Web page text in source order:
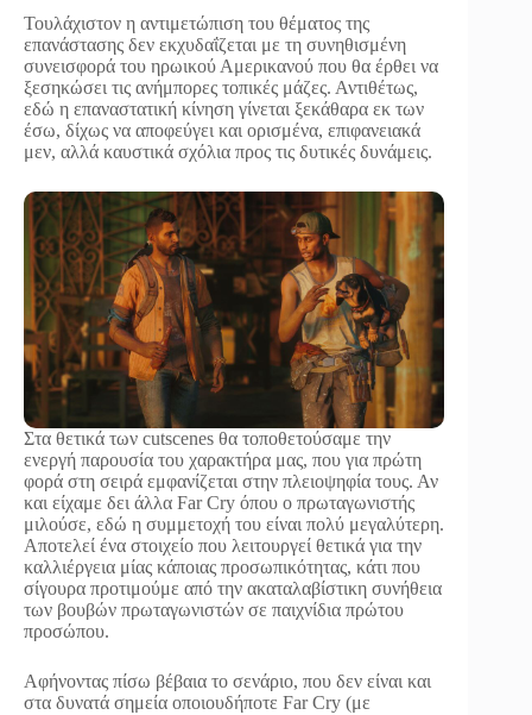
Τουλάχιστον η αντιμετώπιση του θέματος της
επανάστασης δεν εκχυδαΐζεται με τη συνηθισμένη
συνεισφορά του ηρωικού Αμερικανού που θα έρθει να
ξεσηκώσει τις ανήμπορες τοπικές μάζες. Αντιθέτως,
εδώ η επαναστατική κίνηση γίνεται ξεκάθαρα εκ των
έσω, δίχως να αποφεύγει και ορισμένα, επιφανειακά
μεν, αλλά καυστικά σχόλια προς τις δυτικές δυνάμεις.
Στα θετικά των cutscenes θα τοποθετούσαμε την
ενεργή παρουσία του χαρακτήρα μας, που για πρώτη
φορά στη σειρά εμφανίζεται στην πλειοψηφία τους. Αν
και είχαμε δει άλλα Far Cry όπου ο πρωταγωνιστής
μιλούσε, εδώ η συμμετοχή του είναι πολύ μεγαλύτερη.
Αποτελεί ένα στοιχείο που λειτουργεί θετικά για την
καλλιέργεια μίας κάποιας προσωπικότητας, κάτι που
σίγουρα προτιμούμε από την ακαταλαβίστικη συνήθεια
των βουβών πρωταγωνιστών σε παιχνίδια πρώτου
προσώπου.
Αφήνοντας πίσω βέβαια το σενάριο, που δεν είναι και
στα δυνατά σημεία οποιουδήποτε Far Cry (με